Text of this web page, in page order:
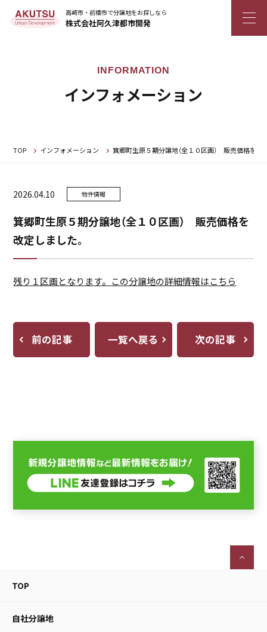
高崎市・前橋市で分譲地をお探しなら
株式会社阿久津都市開発
インフォメーション
TOP インフォメーション 箕郷町生原５期分譲地（全１０区画） 販売価格を改
2026.04.10 物件情報
箕郷町生原５期分譲地（全１０区画） 販売価格を
改定しました。
残り１区画となります。この分譲地の詳細情報はこちら
前の記事 一覧へ戻る 次の記事
TOP
自社分譲地